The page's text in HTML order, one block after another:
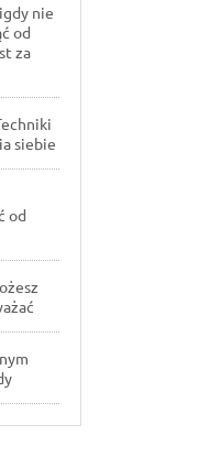
nie
od
za
siebie
od